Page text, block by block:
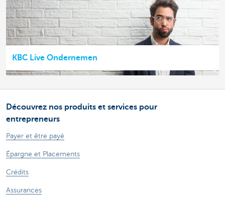
KBC Live Ondernemen
Découvrez nos produits et services pour
entrepreneurs
Payer et être payé
Épargne et Placements
Crédits
Assurances